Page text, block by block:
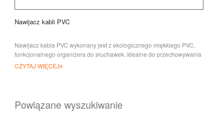
Nawijacz kabli PVC
Nawijacz kabla PVC wykonany jest z ekologicznego miękkiego PVC,
funkcjonalnego organizera do słuchawek. Idealne do przechowywania
słuchawek/uszników, świetnie
CZYTAJ WIĘCEJ
Powiązane wyszukiwanie